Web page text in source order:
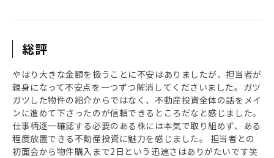
総評
やはり大きな金額を扱うことに不安はありましたが、担当者が
親身になって不安点を一つずつ解消してくださいました。ガツ
ガツした物件の紹介からではなく、不動産投資全体の話をメイ
ンに進めて下さったのが信頼できるところだなと感じました。
仕事柄逐一確認する必要のある株には本気で取り組めず、ある
程度放置できる不動産投資に魅力を感じました。 担当者との
初面会から物件購入まで2日という迅速さはありがたいです笑